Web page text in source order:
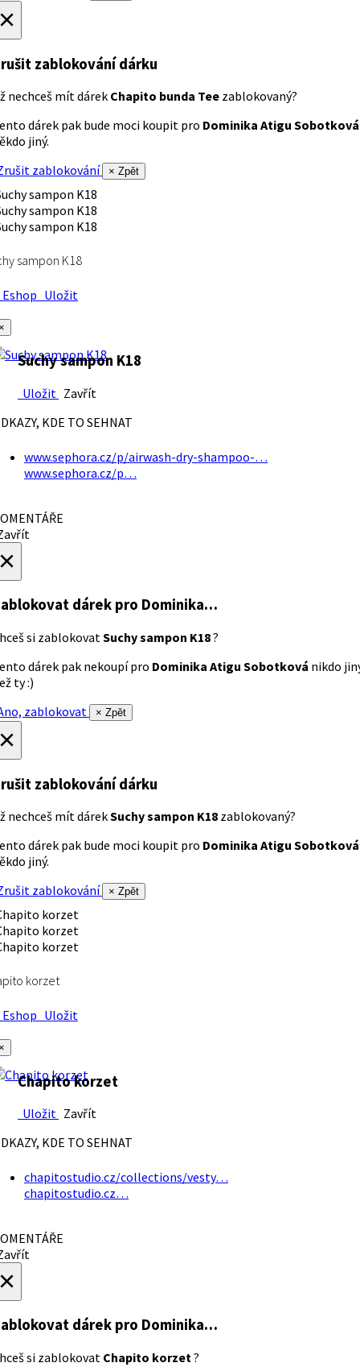
zablokování dárku
nechceš mít dárek Chapito bunda Tee zablokovaný?
dárek pak bude moci koupit pro Dominika Atigu Sobotková
jiný.
zablokování
× Zpět
sampon K18
Uložit
Suchy sampon K18
Uložit Zavřít
KDE TO SEHNAT
www.sephora.cz/p/airwash-dry-shampoo-…
www.sephora.cz/p…
dárek pro Dominika…
si zablokovatSuchy sampon K18?
dárek pak nekoupí pro Dominika Atigu Sobotková nikdo
ty :)
zablokovat
× Zpět
zablokování dárku
nechceš mít dárekSuchy sampon K18 zablokovaný?
dárek pak bude moci koupit pro Dominika Atigu Sobotková
jiný.
zablokování
× Zpět
korzet
Uložit
Chapito korzet
Uložit Zavřít
KDE TO SEHNAT
chapitostudio.cz/collections/vesty…
chapitostudio.cz…
dárek pro Dominika…
si zablokovat Chapito korzet?